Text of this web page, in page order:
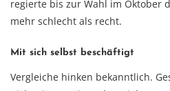
regierte bis zur Wahl im Oktober
mehr schlecht als recht.
Mit sich selbst beschäftigt
Vergleiche hinken bekanntlich.